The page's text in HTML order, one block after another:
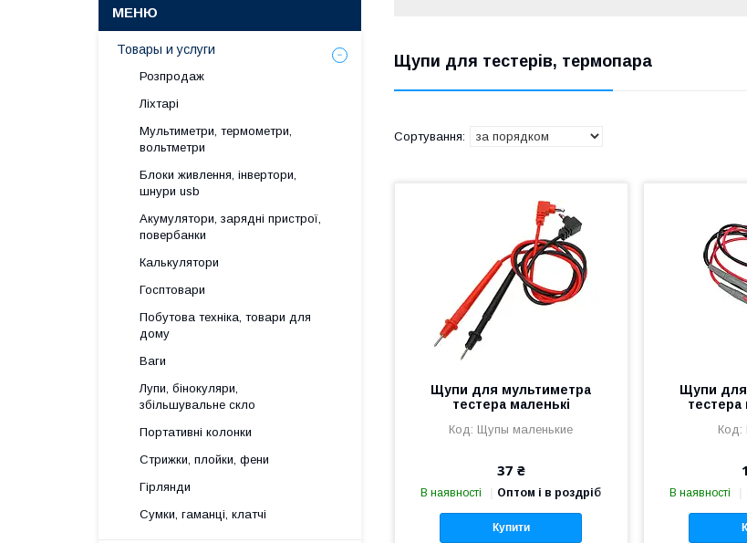
Щупи для тестерів, термопара
Щупи для мультиметра
тестера маленькі
Щупы маленькие
37 ₴
В наявності Оптом і в роздріб
Купити
Щупи
тестера
В наявності
Товары и услуги
Розпродаж
Ліхтарі
Мультиметри, термометри,
вольтметри
Блоки живлення, інвертори,
шнури usb
Акумулятори, зарядні пристрої,
повербанки
Калькулятори
Госптовари
Побутова техніка, товари для
дому
Ваги
Лупи, бінокуляри,
збільшувальне скло
Портативні колонки
Стрижки, плойки, фени
Гірлянди
Сумки, гаманці, клатчі